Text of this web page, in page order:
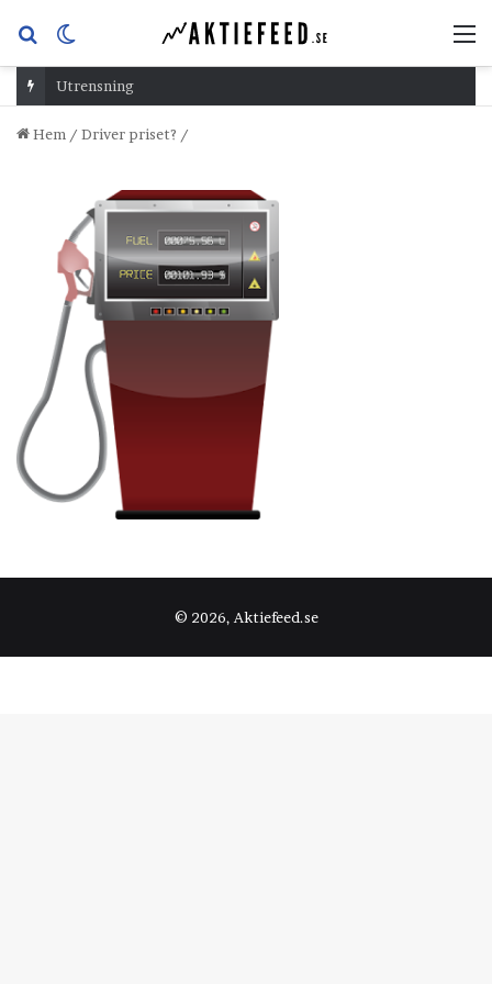
Sök
efterskin
Utrensning
Hem / Driver priset? /
© 2026, Aktiefeed.se